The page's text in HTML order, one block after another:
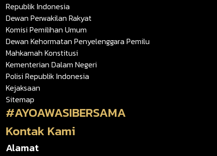
Republik Indonesia
Dewan Perwakilan Rakyat
Komisi Pemilihan Umum
Dewan Kehormatan Penyelenggara Pemilu
Mahkamah Konstitusi
Kementerian Dalam Negeri
Polisi Republik Indonesia
Kejaksaan
Sitemap
#AYOAWASIBERSAMA
Kontak Kami
Alamat